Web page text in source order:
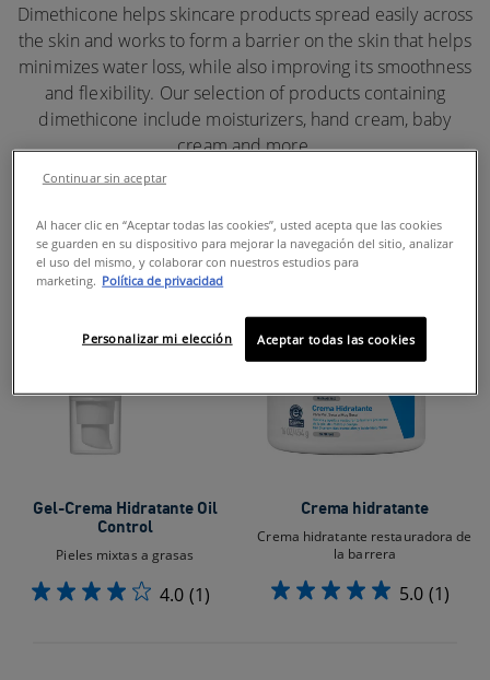
Dimethicone helps skincare products spread easily across
the skin and works to form a barrier on the skin that helps
minimizes water loss, while also improving its smoothness
and flexibility. Our selection of products containing
dimethicone include moisturizers, hand cream, baby
cream and more.
Gel-Crema Hidratante Oil
Control​
Pieles mixtas a grasas​
4.0 (1)
Crema hidratante
Crema hidratante restauradora de
la barrera
5.0 (1)
Al hacer clic en “Aceptar todas las cookies”, usted acepta que las cookies
se guarden en su dispositivo para mejorar la navegación del sitio, analizar
el uso del mismo, y colaborar con nuestros estudios para
marketing. Política de privacidad
Aceptar todas las cookies
Personalizar mi elección
Continuar sin aceptar